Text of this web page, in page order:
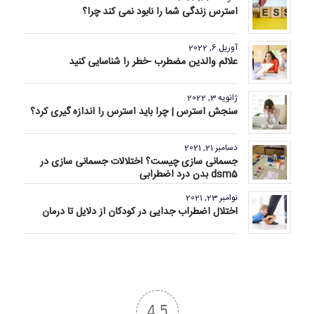
استرس زندگی شما را نابود نمی کند چرا؟
آوریل 6, 2022
علائم والدین مضطرب -خطر را شناسایی کنید
ژانویه 3, 2022
سنجش استرس | چرا باید استرس را اندازه گیری کرد؟
دسامبر 21, 2021
جسمانی سازی چیست؟ اختلالات جسمانی سازی در
dsm5 بدن درد اضطرابی
نوامبر 23, 2021
اختلال اضطراب جدایی در کودکان از دلایل تا درمان